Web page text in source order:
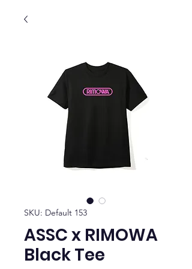
SKU: Default 153
ASSC x RIMOWA
Black Tee